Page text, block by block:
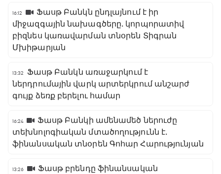
16:12
Ֆասթ Բանկն ընդլայնում է իր
միջազգային նախագծերը․ կորպորատիվ
բիզնես կառավարման տնօրեն Տիգրան
Մխիթարյան
13:32
Ֆասթ Բանկն առաջարկում է
ներդրումային վարկ արտերկրում անշարժ
գույք ձեռք բերելու համար
16:24
Ֆասթ Բանկի ամենամեծ ներուժը
տեխնոլոգիական մտածողությունն է․
ֆինանսական տնօրեն Գոհար Հարությունյան
13:26
Ֆասթ բրենդը ֆինանսական